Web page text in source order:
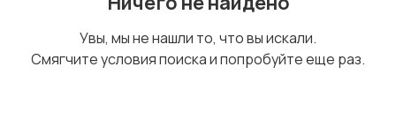
оптические приборы
Увы, мы не нашли то, что вы искали.
Смягчите условия поиска и попробуйте еще раз.